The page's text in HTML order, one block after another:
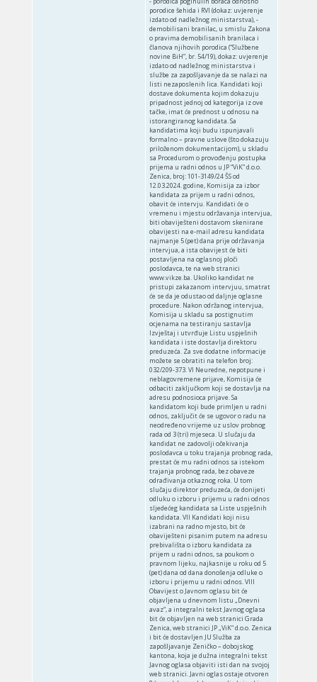
porodice šehida i RVI (dokaz: uvjerenje
izdato od nadležnog ministarstva), ‑
demobilisani branilac, u smislu Zakona
o pravima demobilisanih branilaca i
članova njihovih porodica (“Službene
novine BiH”, br. 54/19), dokaz: uvjerenje
izdato od nadležnog ministarstva i
službe za zapošljavanje da se nalazi na
listi nezaposlenih lica. Kandidati koji
dostave dokumenta kojim dokazuju
pripadnost jednoj od kategorija iz ove
tačke, imat će prednost u odnosu na
istorangiranog kandidata. Sa
kandidatima koji budu ispunjavali
formalno – pravne uslove (što dokazuju
priloženom dokumentacijom), u skladu
sa Procedurom o provođenju postupka
prijema u radni odnos u JP “ViK” d.o.o.
Zenica, broj: 101-3149/24 ŠS od
12.03.2024. godine, Komisija za izbor
kandidata za prijem u radni odnos,
obavit će intervju. Kandidati će o
vremenu i mjestu održavanja intervjua,
biti obaviješteni dostavom skenirane
obavijesti na e-mail adresu kandidata
najmanje 5 (pet) dana prije održavanja
intervjua, a ista obavijest će biti
postavljena na oglasnoj ploči
poslodavca, te na web stranici
www.vikze.ba. Ukoliko kandidat ne
pristupi zakazanom intervjuu, smatrat
će se da je odustao od daljnje oglasne
procedure. Nakon održanog intervjua,
Komisija u skladu sa postignutim
ocjenama na testiranju sastavlja
Izvještaj i utvrđuje Listu uspješnih
kandidata i iste dostavlja direktoru
preduzeća. Za sve dodatne informacije
možete se obratiti na telefon broj:
032/209-373. VI Neuredne, nepotpune i
neblagovremene prijave, Komisija će
odbaciti zaključkom koji se dostavlja na
adresu podnosioca prijave. Sa
kandidatom koji bude primljen u radni
odnos, zaključit će se ugovor o radu na
neodređeno vrijeme uz uslov probnog
rada od 3 (tri) mjeseca. U slučaju da
kandidat ne zadovolji očekivanja
poslodavca u toku trajanja probnog rada,
prestat će mu radni odnos sa istekom
trajanja probnog rada, bez obaveze
odrađivanja otkaznog roka. U tom
slučaju direktor preduzeća, će donijeti
odluku o izboru i prijemu u radni odnos
sljedećeg kandidata sa Liste uspješnih
kandidata. VII Kandidati koji nisu
izabrani na radno mjesto, bit će
obaviješteni pisanim putem na adresu
prebivališta o izboru kandidata za
prijem u radni odnos, sa poukom o
pravnom lijeku, najkasnije u roku od 5
(pet) dana od dana donošenja odluke o
izboru i prijemu u radni odnos. VIII
Obavijest o Javnom oglasu bit će
objavljena u dnevnom listu „Dnevni
avaz“, a integralni tekst Javnog oglasa
bit će objavljen na web stranici Grada
Zenica, web stranici JP „ViK“ d.o.o. Zenica
i bit će dostavljen JU Služba za
zapošljavanje Zeničko – dobojskog
kantona, koja je dužna integralni tekst
Javnog oglasa objaviti isti dan na svojoj
web stranici. Javni oglas ostaje otvoren